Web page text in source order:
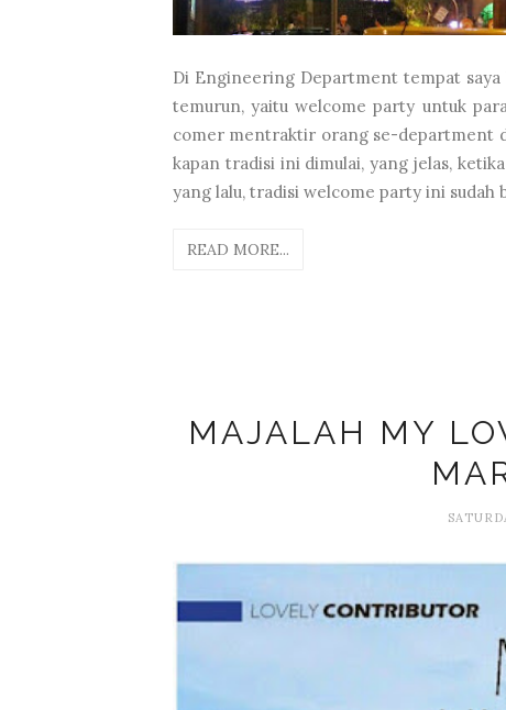
Di Engineering Department tempat
temurun, yaitu welcome party untuk
comer mentraktir orang se-department
kapan tradisi ini dimulai, yang jelas,
yang lalu, tradisi welcome party ini sudah
READ MORE...
MAJALAH MY